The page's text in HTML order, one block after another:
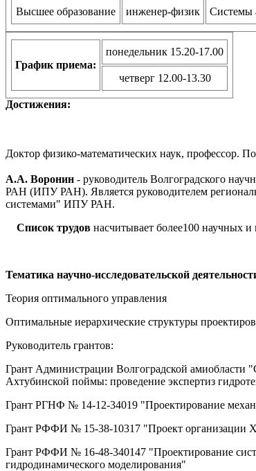
Высшее образование инженер-физик Системы
График приема:
понедельник 15.20-17.00
четверг 12.00-13.30
Достижения:
Доктор физико-математических наук, профессор.
А.А. Воронин - руководитель Волгоградского
РАН (ИПУ РАН). Является руководителем
системами" ИПУ РАН.
Список трудов насчитывает более100 научных
Тематика научно-исследовательской
Теория оптимального управления
Оптимальные иерархические структуры
Руководитель грантов:
Грант Администрации Волгоградской амиобласти
Ахтубинской поймы: проведение экспертиз
Грант РГНФ № 14-12-34019 "Проектирование
Грант РФФИ № 15-38-10317 "Проект организации
Грант РФФИ № 16-48-340147 "Проектирование
гидродинамического моделирования"